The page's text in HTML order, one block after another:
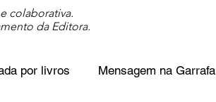
colaborativa.
da Editora.
por livros Mensagem na Garrafa